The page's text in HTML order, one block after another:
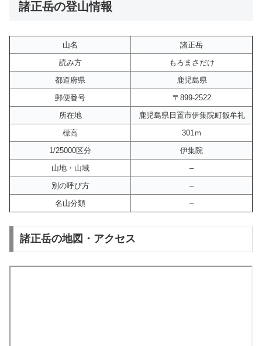
諸正岳の登山情報
山名
諸正岳
読み方
もろまさだけ
都道府県
鹿児島県
郵便番号
〒899-2522
所在地
鹿児島県日置市伊集院町飯牟礼
標高
301ｍ
1/25000区分
伊集院
山地・山域
–
別の呼び方
–
名山分類
–
諸正岳の地図・アクセス